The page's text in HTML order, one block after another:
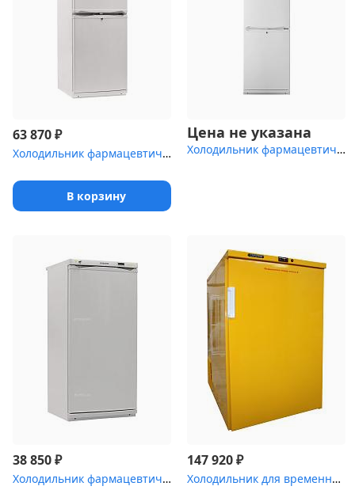
63 870₽
Холодильник фармацевтический двухкамерный POZIS ХФД-280-1 белый д...
В корзину
Цена не указана
Холодильник фармацевтический Pozis ХЛ-340
38 850₽
Холодильник фармацевтический Pozis ХФ-250-4 с металлической дверь...
147 920₽
Холодильник для временного хранения медицинских отходов Саратов-5...